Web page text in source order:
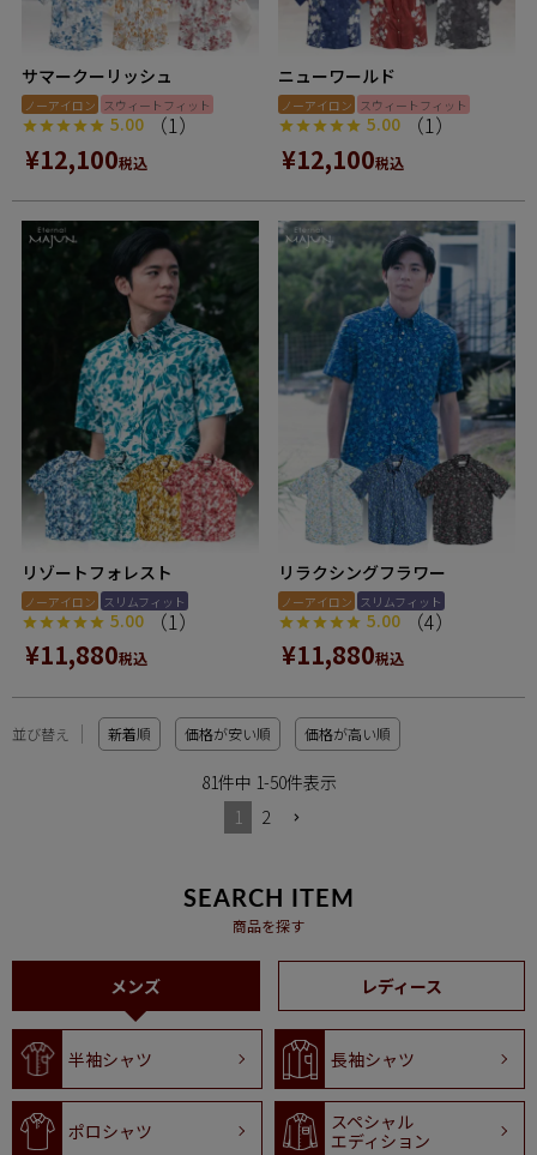
サマークーリッシュ
ノーアイロン スウィートフィット
5.00 （1）
¥12,100税込
ニューワールド
ノーアイロン スウィートフィット
5.00 （1）
¥12,100税込
リゾートフォレスト
ノーアイロン スリムフィット
5.00 （1）
¥11,880税込
リラクシングフラワー
ノーアイロン スリムフィット
5.00 （4）
¥11,880税込
並び替え 新着順 価格が安い順 価格が高い順
81件中 1-50件表示
1
2
SEARCH ITEM
商品を探す
メンズ レディース
半袖シャツ 長袖シャツ
ポロシャツ
スペシャル
エディション